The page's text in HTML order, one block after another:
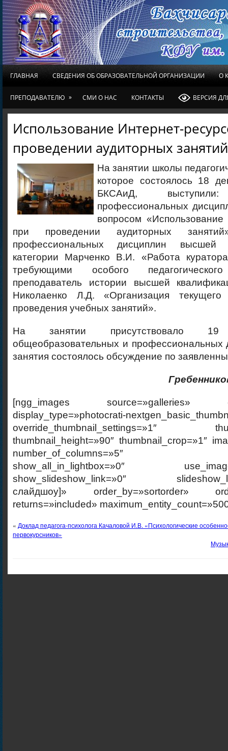
ГЛАВНАЯ СВЕДЕНИЯ ОБ ОБРАЗОВАТЕЛЬНОЙ ОРГАНИЗАЦИИ О
ПРЕПОДАВАТЕЛЮ » СМИ О НАС КОНТАКТЫ ВЕРСИЯ
Использование Интернет-
проведении аудиторных занятий
На занятии школы
которое состоялось 18
БКСАиД, выступили:
профессиональных
вопросом «Использование
при проведении аудиторных
профессиональных дисциплин высшей
категории Марченко В.И. «Работа
требующими особого
преподаватель истории высшей
Николаенко Л.Д. «Организация
проведения учебных занятий».
На занятии присутствовало 19
общеобразовательных и профессиональных
занятия состоялось обсуждение по
[ngg_images source=»galleries»
display_type=»photocrati-
override_thumbnail_settings=»1″
thumbnail_height=»90″ thumbnail_crop=»1″
number_of_columns=»5″
show_all_in_lightbox=»0″
show_slideshow_link=»0″
слайдшоу]» order_by=»sortorder»
returns=»included»
« Доклад педагога-психолога Качаловой И.В. «Психологические
первокурсников»